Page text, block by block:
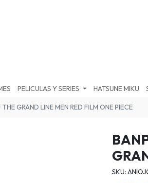
PELICULAS Y SERIES HATSUNE MIKU
GRAND LINE MEN RED FILM ONE PIECE
SKU: